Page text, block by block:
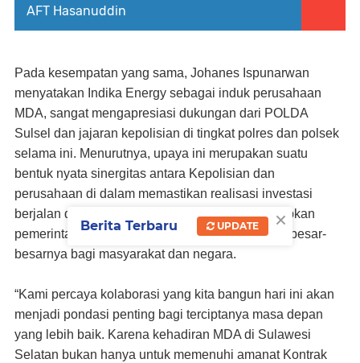
AFT Hasanuddin
Pada kesempatan yang sama, Johanes Ispunarwan
menyatakan Indika Energy sebagai induk perusahaan
MDA, sangat mengapresiasi dukungan dari POLDA
Sulsel dan jajaran kepolisian di tingkat polres dan polsek
selama ini. Menurutnya, upaya ini merupakan suatu
bentuk nyata sinergitas antara Kepolisian dan
perusahaan di dalam memastikan realisasi investasi
berjalan dengan baik sebagaimana yang diharapkan
pemerintah dan sekaligus membawa manfaat sebesar-
besarnya bagi masyarakat dan negara.
“Kami percaya kolaborasi yang kita bangun hari ini akan
menjadi pondasi penting bagi terciptanya masa depan
yang lebih baik. Karena kehadiran MDA di Sulawesi
Selatan bukan hanya untuk memenuhi amanat Kontrak
×
Berita Terbaru UPDATE